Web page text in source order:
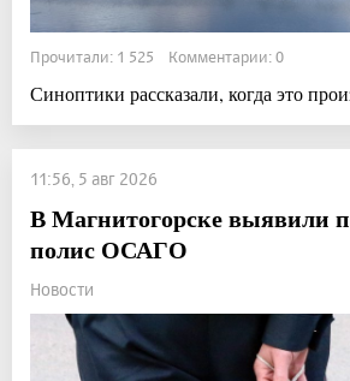
Прочитали: 1 525 Комментарии: 0
Синоптики рассказали, когда это
11:56, 5 авг 2026
В Магнитогорске выявили
полис ОСАГО
Новости